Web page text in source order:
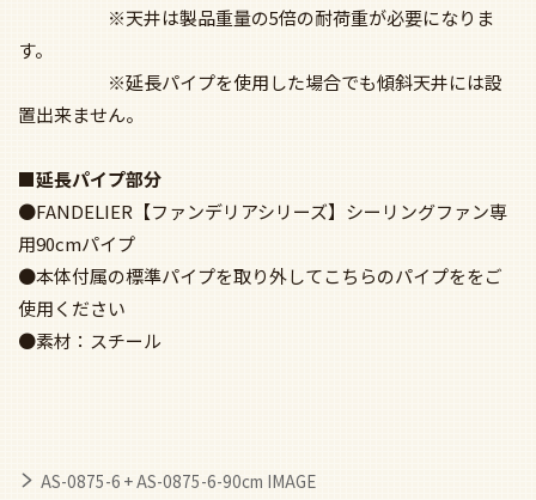
※天井は製品重量の5倍の耐荷重が必要になりま
す。
※延長パイプを使用した場合でも傾斜天井には設
置出来ません。
■延長パイプ部分
●FANDELIER【ファンデリアシリーズ】シーリングファン専
用90cmパイプ
●本体付属の標準パイプを取り外してこちらのパイプををご
使用ください
●素材：スチール
AS-0875-6 + AS-0875-6-90cm IMAGE